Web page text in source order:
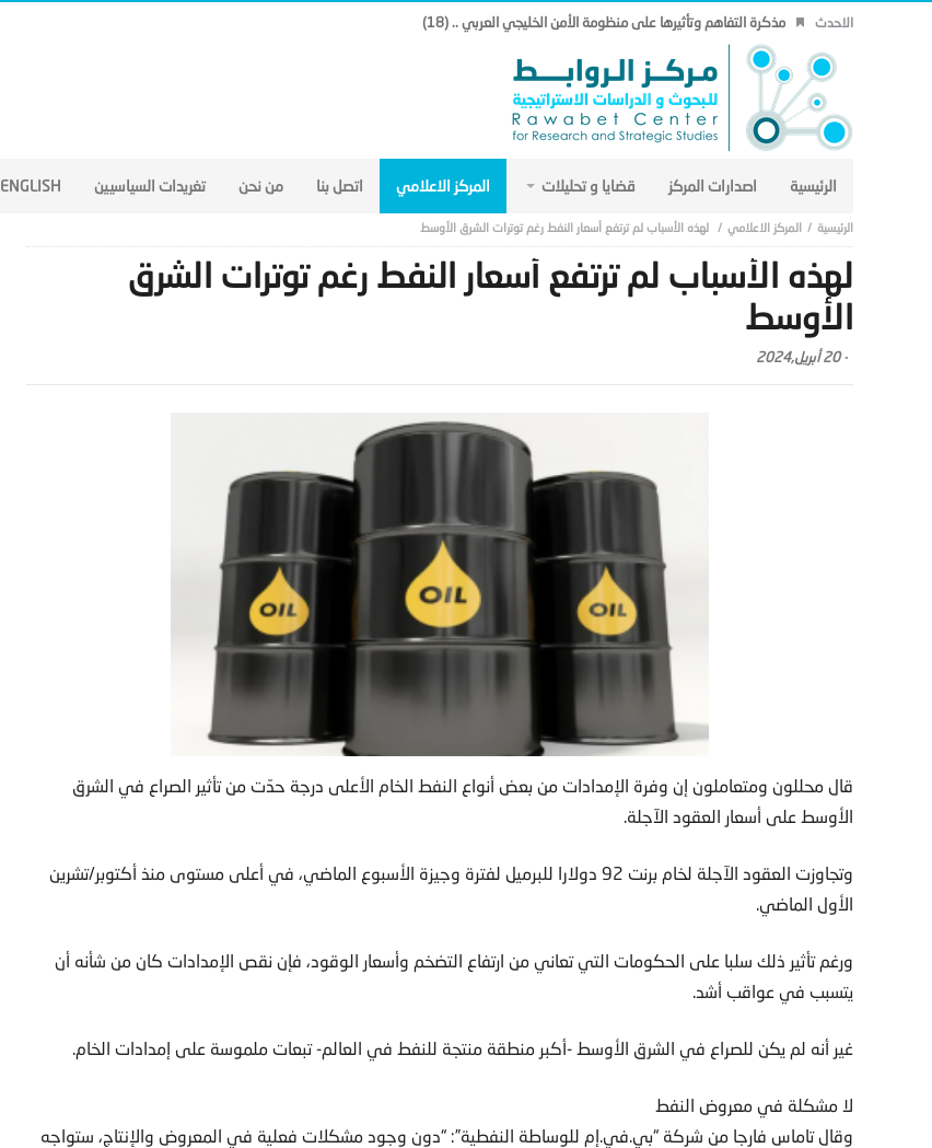
الاحدث مذكرة التفاهم وتأثيرها على منظومة الأمن الخليجي العربي .. (18)
الرئيسية اصدارات المركز قضايا و تحليلات المركز الاعلامي اتصل بنا من نحن تغريدات السياسيين ENGLISH
المركز الاعلامي لهذه الأسباب لم ترتفع أسعار النفط رغم توترات الشرق الأوسط
لهذه الأسباب لم ترتفع أسعار النفط رغم توترات الشرق
الأوسط
-20 أبريل,2024
قال محللون ومتعاملون إن وفرة الإمدادات من بعض أنواع النفط الخام الأعلى درجة حدّت من تأثير الصراع في الشرق
الأوسط على أسعار العقود الآجلة.
وتجاوزت العقود الآجلة لخام برنت 92 دولارا للبرميل لفترة وجيزة الأسبوع الماضي، في أعلى مستوى منذ أكتوبر/تشرين
الأول الماضي.
ورغم تأثير ذلك سلبا على الحكومات التي تعاني من ارتفاع التضخم وأسعار الوقود، فإن نقص الإمدادات كان من شأنه أن
يتسبب في عواقب أشد.
غير أنه لم يكن للصراع في الشرق الأوسط -أكبر منطقة منتجة للنفط في العالم- تبعات ملموسة على إمدادات الخام.
لا مشكلة في معروض النفط
وقال تاماس فارجا من شركة “بي.في.إم للوساطة النفطية”: “دون وجود مشكلات فعلية في المعروض والإنتاج، ستواجه